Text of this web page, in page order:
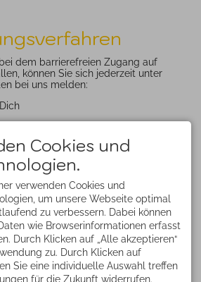
dem barrierefreien Zugang auf
können Sie sich jederzeit unter
bei uns melden:
nicht zu Ihrer Zufriedenheit
Ihre Anfrage innerhalb von sechs
unbeantwortet, so haben Sie die
online einen Antrag
der Anforderungen an die
der Anforderungen an die
BayEGovV
an folgende Kontaktadresse:
Cookies und
verwenden Cookies und
um unsere Webseite optimal
zu verbessern. Dabei können
wie Browserinformationen erfasst
Durch Klicken auf „Alle akzeptieren“
zu. Durch Klicken auf
Sie eine individuelle Auswahl treffen
für die Zukunft widerrufen.